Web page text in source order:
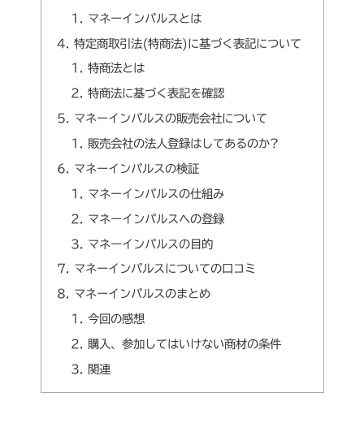
マネーインパルスとは
特定商取引法(特商法)に基づく表記について
特商法とは
特商法に基づく表記を確認
マネーインパルスの販売会社について
販売会社の法人登録はしてあるのか?
マネーインパルスの検証
マネーインパルスの仕組み
マネーインパルスへの登録
マネーインパルスの目的
マネーインパルスについての口コミ
マネーインパルスのまとめ
今回の感想
購入、参加してはいけない商材の条件
関連